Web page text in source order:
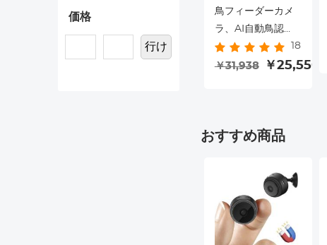
価格
行け
鳥フィーダーカメ
ラ、AI自動鳥認
識、1080P高解像
度画面、ソーラー
18
￥31,938 ￥25,550
おすすめ商品